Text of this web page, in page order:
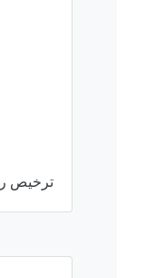
ترخیص